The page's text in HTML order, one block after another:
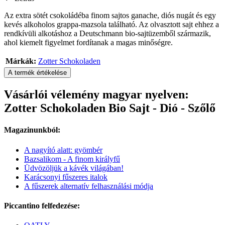
Az extra sötét csokoládéba finom sajtos ganache, diós nugát és egy
kevés alkoholos grappa-mazsola található. Az olvasztott sajt ehhez a
rendkívüli alkotáshoz a Deutschmann bio-sajtüzemből származik,
ahol kiemelt figyelmet fordítanak a magas minőségre.
Márkák: Zotter Schokoladen
A termék értékelése
Vásárlói vélemény magyar nyelven:
Zotter Schokoladen Bio Sajt - Dió - Szőlő
Magazinunkból:
A nagyító alatt: gyömbér
Bazsalikom - A finom királyfű
Üdvözöljük a kávék világában!
Karácsonyi fűszeres italok
A fűszerek alternatív felhasználási módja
Piccantino felfedezése: